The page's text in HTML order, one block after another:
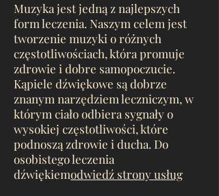
Muzyka jest jedną z najlepszych
form leczenia. Naszym celem jest
tworzenie muzyki o różnych
częstotliwościach, która promuje
zdrowie i dobre samopoczucie.
Kąpiele dźwiękowe są dobrze
znanym narzędziem leczniczym, w
którym ciało odbiera sygnały o
wysokiej częstotliwości, które
podnoszą zdrowie i ducha. Do
osobistego leczenia
dźwiękiemodwiedź strony usług